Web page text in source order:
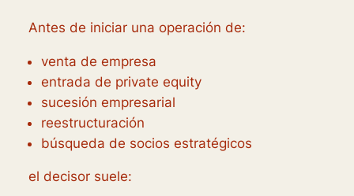
Antes de iniciar una operación de:
venta de empresa
entrada de private equity
sucesión empresarial
reestructuración
búsqueda de socios estratégicos
el decisor suele: